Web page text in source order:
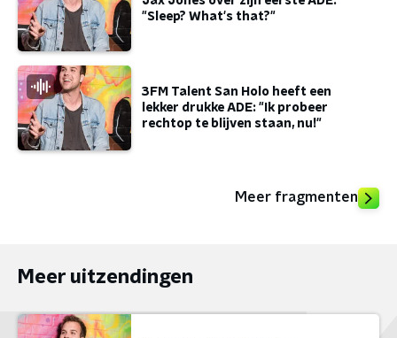
"Sleep? What's that?"
3FM Talent San Holo heeft een
lekker drukke ADE: "Ik probeer
rechtop te blijven staan, nu!"
Meer fragmenten
Meer uitzendingen